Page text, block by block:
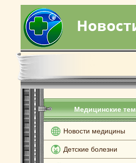
Медицинские
Новости медицины
Детские болезни